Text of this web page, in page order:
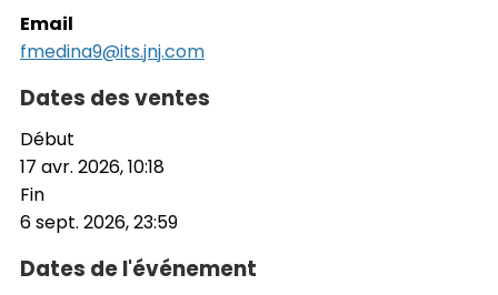
Email
fmedina9@its.jnj.com
Dates des ventes
Début
17 avr. 2026, 10:18
Fin
6 sept. 2026, 23:59
Dates de l'événement